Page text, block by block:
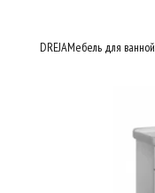
DREJAМебель для ванной